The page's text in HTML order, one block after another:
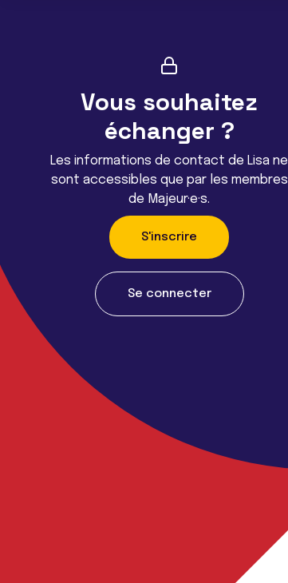
Vous souhaitez
échanger ?
Les informations de contact de Lisa ne
sont accessibles que par les membres
de Majeur·e·s.
S'inscrire
Se connecter